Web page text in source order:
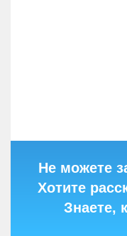
Не можете
Хотите
Знаете,